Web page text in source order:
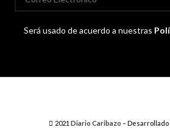
Será usado de acuerdo a nuestras
2021 Diario Caribazo – Desarrollado